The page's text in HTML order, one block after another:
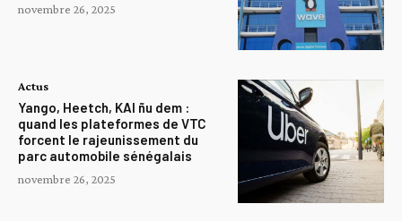
novembre 26, 2025
Actus
Yango, Heetch, KAI ñu dem :
quand les plateformes de VTC
forcent le rajeunissement du
parc automobile sénégalais
novembre 26, 2025